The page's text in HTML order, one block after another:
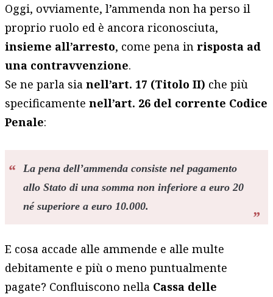
Oggi, ovviamente, l’ammenda non ha perso il
proprio ruolo ed è ancora riconosciuta,
insieme all’arresto, come pena inrisposta ad
una contravvenzione.
Se ne parla sianell’art. 17 (Titolo II) che più
specificamentenell’art. 26 del corrente Codice
Penale:
La pena dell’ammenda consiste nel pagamento
allo Stato di una somma non inferiore a euro 20
né superiore a euro 10.000.
E cosa accade alle ammende e alle multe
debitamente e più o meno puntualmente
pagate? Confluiscono nella Cassa delle